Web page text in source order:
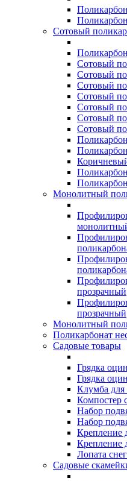
Сотовый
Сотовый
Сотовый
Сотовый
Сотовый
Сотовый
Сотовый
Сотовый
Монолитный
прозрачный
прозрачный
Монолитный
Поликарбонат
Садовые товары
Грядка
Грядка
Клумба для
Компостер
Набор
Набор
Крепление
Крепление
Лопата
Садовые